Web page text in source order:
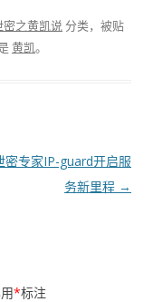
密之黄凯说分类，被贴
黄凯。
密专家IP-guard开启服
务新里程 →
*标注